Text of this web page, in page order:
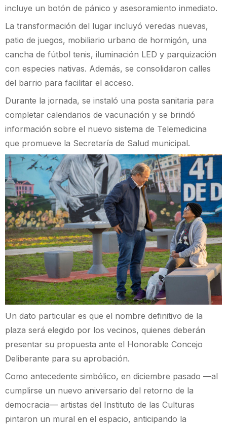
incluye un botón de pánico y asesoramiento inmediato.
La transformación del lugar incluyó veredas nuevas,
patio de juegos, mobiliario urbano de hormigón, una
cancha de fútbol tenis, iluminación LED y parquización
con especies nativas. Además, se consolidaron calles
del barrio para facilitar el acceso.
Durante la jornada, se instaló una posta sanitaria para
completar calendarios de vacunación y se brindó
información sobre el nuevo sistema de Telemedicina
que promueve la Secretaría de Salud municipal.
Un dato particular es que el nombre definitivo de la
plaza será elegido por los vecinos, quienes deberán
presentar su propuesta ante el Honorable Concejo
Deliberante para su aprobación.
Como antecedente simbólico, en diciembre pasado —al
cumplirse un nuevo aniversario del retorno de la
democracia— artistas del Instituto de las Culturas
pintaron un mural en el espacio, anticipando la